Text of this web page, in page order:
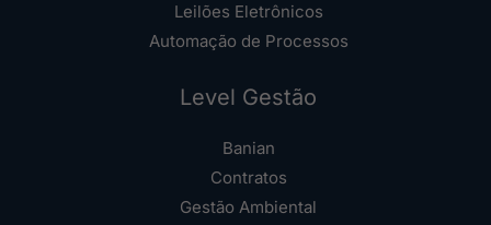
Leilões Eletrônicos
Automação de Processos
Level Gestão
Banian
Contratos
Gestão Ambiental